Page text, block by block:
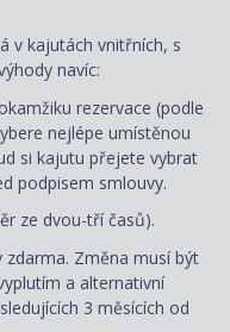
v kajutách vnitřních, s
navíc:
rezervace (podle
nejlépe umístěnou
si kajutu přejete vybrat
podpisem smlouvy.
ze dvou-tří časů).
Změna musí být
a alternativní
3 měsících od